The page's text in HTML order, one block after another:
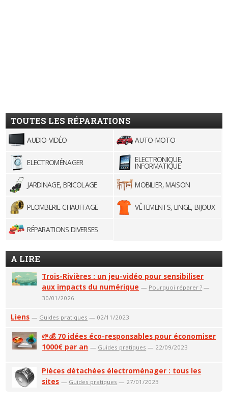
TOUTES LES RÉPARATIONS
AUDIO-VIDÉO AUTO-MOTO
ELECTROMÉNAGER ELECTRONIQUE,
INFORMATIQUE
JARDINAGE, BRICOLAGE
MOBILIER, MAISON
PLOMBERIE-CHAUFFAGE VÊTEMENTS, LINGE, BIJOUX
RÉPARATIONS DIVERSES
A LIRE
Trois-Rivières : un jeu-vidéo pour sensibiliser
aux impacts du numérique — Pourquoi réparer ? —
30/01/2026
Liens — Guides pratiques — 02/11/2023
🌱💰 70 idées éco-responsables pour économiser
1000€ par an — Guides pratiques — 22/09/2023
Pièces détachées électroménager : tous les
sites — Guides pratiques — 27/01/2023